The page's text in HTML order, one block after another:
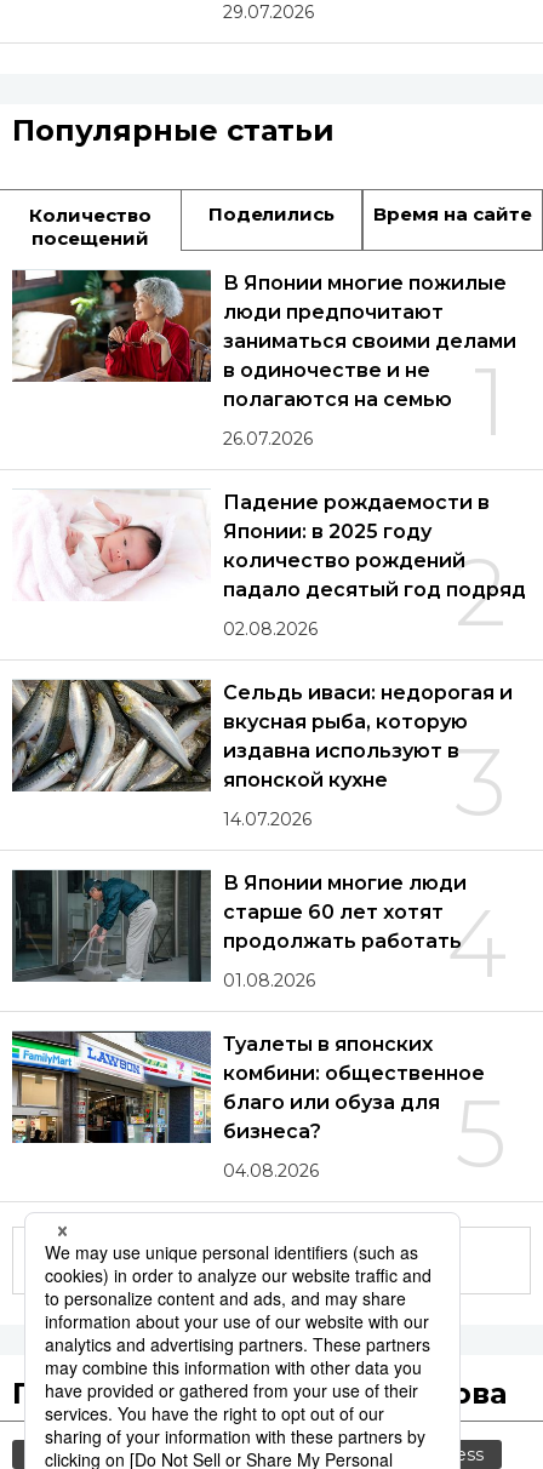
29.07.2026
Популярные статьи
Количество
посещений
Поделились Время на сайте
1
В Японии многие пожилые
люди предпочитают
заниматься своими делами
в одиночестве и не
полагаются на семью
26.07.2026
2
Падение рождаемости в
Японии: в 2025 году
количество рождений
падало десятый год подряд
02.08.2026
3
Сельдь иваси: недорогая и
вкусная рыба, которую
издавна используют в
японской кухне
14.07.2026
4
В Японии многие люди
старше 60 лет хотят
продолжать работать
01.08.2026
5
Туалеты в японских
комбини: общественное
благо или обуза для
бизнеса?
04.08.2026
Другие статьи по теме
Популярные поисковые слова
общество культура политика jiji press